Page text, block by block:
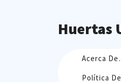
Huertas
Acerca
Política